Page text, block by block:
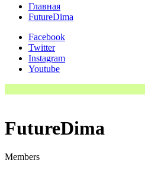
Главная
FutureDima
Facebook
Twitter
Instagram
Youtube
FutureDima
Members